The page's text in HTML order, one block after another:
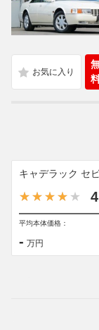
キャデラック セ
平均本体価格：
- 万円